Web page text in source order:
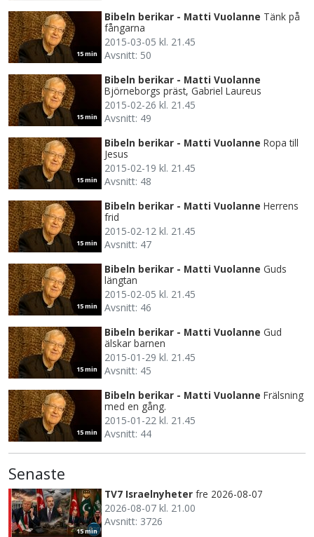
15 min
Bibeln berikar - Matti Vuolanne Tänk på
fångarna
2015-03-05 kl. 21.45
Avsnitt: 50
15 min
Bibeln berikar - Matti Vuolanne
Björneborgs präst, Gabriel Laureus
2015-02-26 kl. 21.45
Avsnitt: 49
15 min
Bibeln berikar - Matti Vuolanne Ropa till
Jesus
2015-02-19 kl. 21.45
Avsnitt: 48
15 min
Bibeln berikar - Matti Vuolanne Herrens
frid
2015-02-12 kl. 21.45
Avsnitt: 47
15 min
Bibeln berikar - Matti Vuolanne Guds
längtan
2015-02-05 kl. 21.45
Avsnitt: 46
15 min
Bibeln berikar - Matti Vuolanne Gud
älskar barnen
2015-01-29 kl. 21.45
Avsnitt: 45
15 min
Bibeln berikar - Matti Vuolanne Frälsning
med en gång.
2015-01-22 kl. 21.45
Avsnitt: 44
Senaste
15 min
TV7 Israelnyheter fre 2026-08-07
2026-08-07 kl. 21.00
Avsnitt: 3726